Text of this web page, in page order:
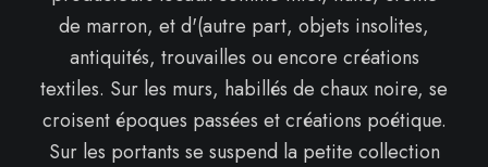
de marron, et d'(autre part, objets insolites,
antiquités, trouvailles ou encore créations
textiles. Sur les murs, habillés de chaux noire, se
croisent époques passées et créations poétique.
Sur les portants se suspend la petite collection